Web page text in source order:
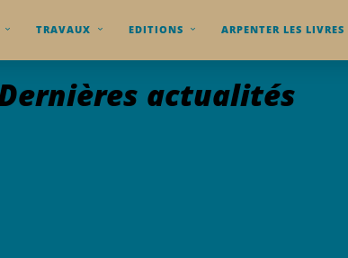
TRAVAUX EDITIONS ARPENTER LES LIVRES
actualités